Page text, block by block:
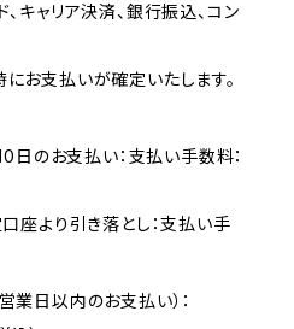
キャリア決済、銀行振込、コン
お支払いが確定いたします。
日のお支払い：支払い手数料：
座より引き落とし：支払い手
日以内のお支払い）：